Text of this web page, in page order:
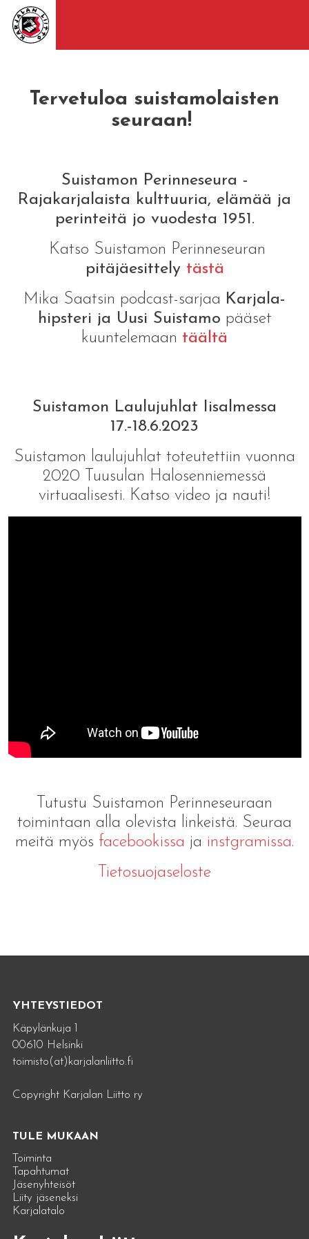
Tervetuloa suistamolaisten
seuraan!
Suistamon Perinneseura -
Rajakarjalaista kulttuuria, elämää ja
perinteitä jo vuodesta 1951.
Katso Suistamon Perinneseuran
pitäjäesittely tästä
Mika Saatsin podcast-sarjaa Karjala-
hipsteri ja Uusi Suistamo pääset
kuuntelemaan täältä
Suistamon Laulujuhlat Iisalmessa
17.-18.6.2023
Suistamon laulujuhlat toteutettiin vuonna
2020 Tuusulan Halosenniemessä
virtuaalisesti. Katso video ja nauti!
Tutustu Suistamon Perinneseuraan
toimintaan alla olevista linkeistä. Seuraa
meitä myös facebookissa ja instgramissa.
Tietosuojaseloste
YHTEYSTIEDOT
Käpylänkuja 1
00610 Helsinki
toimisto(at)karjalanliitto.fi
Copyright Karjalan Liitto ry
TULE MUKAAN
Toiminta
Tapahtumat
Jäsenyhteisöt
Liity jäseneksi
Karjalatalo